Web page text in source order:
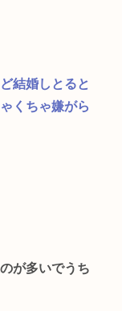
結婚しとると
くちゃ嫌がら
が多いでうち